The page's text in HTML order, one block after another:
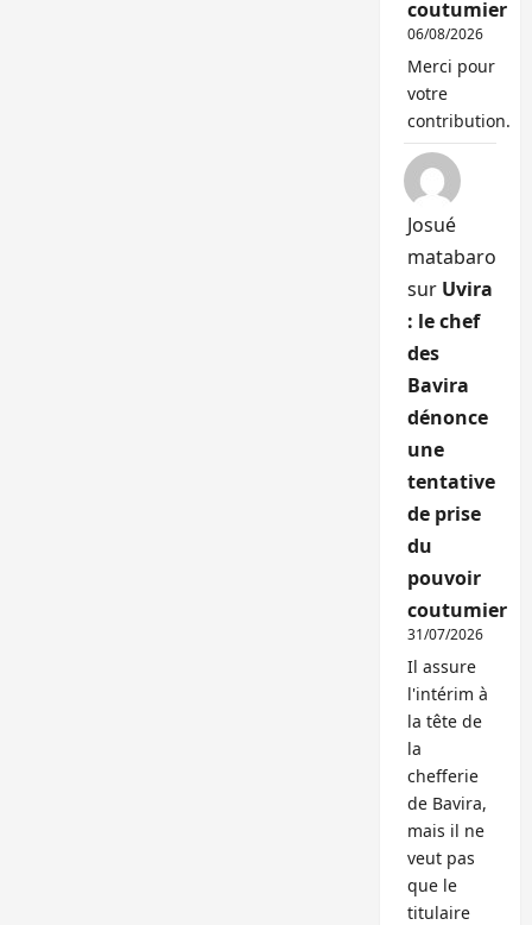
coutumier
06/08/2026
Merci pour
votre
contribution.
Josué
matabaro
sur Uvira
: le chef
des
Bavira
dénonce
une
tentative
de prise
du
pouvoir
coutumier
31/07/2026
Il assure
l'intérim à
la tête de
la
chefferie
de Bavira,
mais il ne
veut pas
que le
titulaire